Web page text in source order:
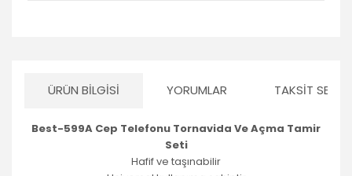
ÜRÜN BILGISI YORUMLAR TAKSIT
Best-599A Cep Telefonu Tornavida Ve Açma Tamir
Seti
Hafif ve taşınabilir